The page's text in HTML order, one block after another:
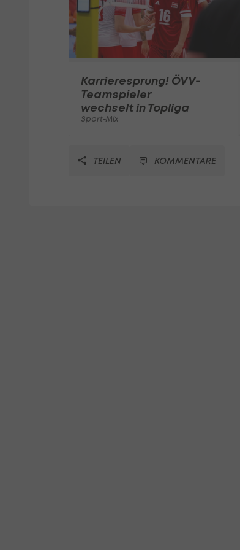
Karrieresprung! ÖVV-
Teamspieler
wechselt in Topliga
Sport-Mix
TEILEN KOMMENTARE